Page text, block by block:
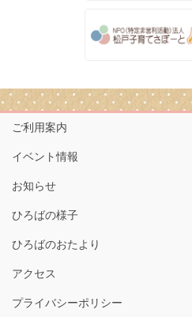
ご利用案内
イベント情報
お知らせ
ひろばの様子
ひろばのおたより
アクセス
プライバシーポリシー